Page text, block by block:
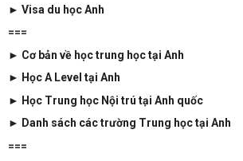
► Visa du học Anh
===
► Cơ bản về học trung học tại Anh
► Học A Level tại Anh
► Học Trung học Nội trú tại Anh quốc
► Danh sách các trường Trung học tại Anh
===